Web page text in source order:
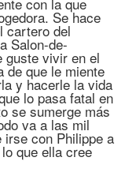
Se hace
cartero del
Salon-de-
guste vivir en el
de que le miente
y hacerle la vida
lo pasa fatal en
se sumerge más
va a las mil
con Philippe a
que ella cree